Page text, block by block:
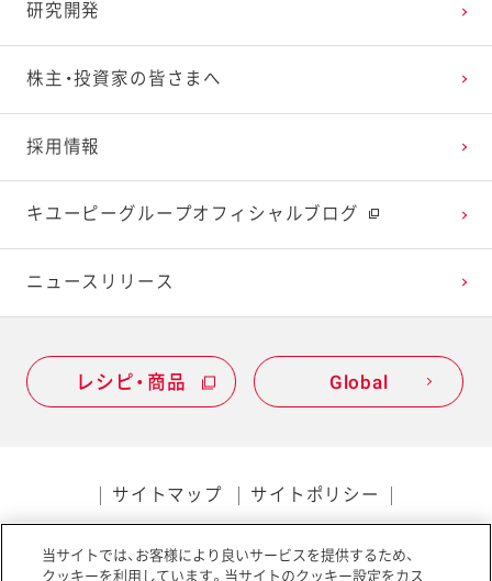
研究開発
株主・投資家の皆さまへ
採用情報
キユーピーグループオフィシャルブログ
ニュースリリース
レシピ・商品 Global
サイトマップ サイトポリシー
当サイトでは、お客様により良いサービスを提供するため、
クッキーを利用しています。当サイトのクッキー設定をカス